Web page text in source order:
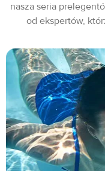
nasza seria
od ekspertów,